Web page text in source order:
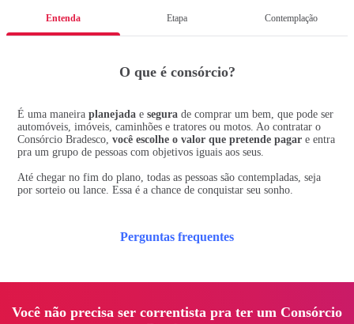
Entenda Etapa Contemplação
O que é consórcio?
É uma maneira planejada e segura de comprar um bem, que pode ser
automóveis, imóveis, caminhões e tratores ou motos. Ao contratar o
Consórcio Bradesco, você escolhe o valor que pretende pagar e entra
pra um grupo de pessoas com objetivos iguais aos seus.
Até chegar no fim do plano, todas as pessoas são contempladas, seja
por sorteio ou lance. Essa é a chance de conquistar seu sonho.
Perguntas frequentes
Você não precisa ser correntista pra ter um Consórcio